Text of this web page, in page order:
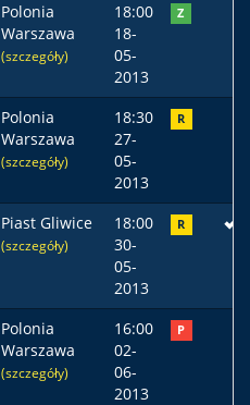
Polonia
Warszawa
(szczegóły)
18:00
18-
05-
2013
Z
Polonia
Warszawa
(szczegóły)
18:30
27-
05-
2013
R
Piast Gliwice
(szczegóły)
18:00
30-
05-
2013
R
Polonia
Warszawa
(szczegóły)
16:00
02-
06-
2013
P